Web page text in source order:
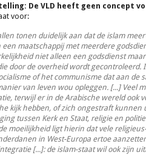
De VLD heeft geen concept
voor:
tonen duidelijk aan dat de islam
maatschappij met meerdere
niet alleen een godsdienst
door de overheid wordt gecontroleerd.
of het communisme dat aan de
van leven wou opleggen. [...] Veel
terwijl er in de Arabische wereld ook
kijk hebben, of zich ongestraft kunnen
tussen Kerk en Staat, religie en
moeilijkheid ligt hierin dat vele
in West-Europa ertoe
[...]: de islam-staat wil ook zijn